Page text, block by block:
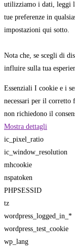
utilizziamo i dati, leggi
tue preferenze in
impostazioni qui sotto.
Nota che, se scegli di
influire sulla tua
Essenziali I cookie e i
necessari per il corretto
non richiedono il
Mostra dettagli
ic_pixel_ratio
ic_window_resolution
mhcookie
nspatoken
PHPSESSID
tz
wordpress_logged_in_*
wordpress_test_cookie
wp_lang